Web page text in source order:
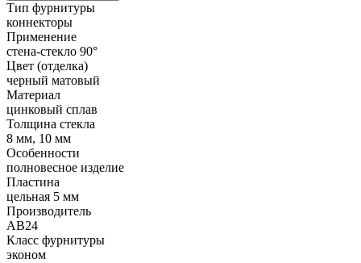
Тип фурнитуры
коннекторы
Применение
стена-стекло 90°
Цвет (отделка)
черный матовый
Материал
цинковый сплав
Толщина стекла
8 мм, 10 мм
Особенности
полновесное изделие
Пластина
цельная 5 мм
Производитель
АВ24
Класс фурнитуры
эконом